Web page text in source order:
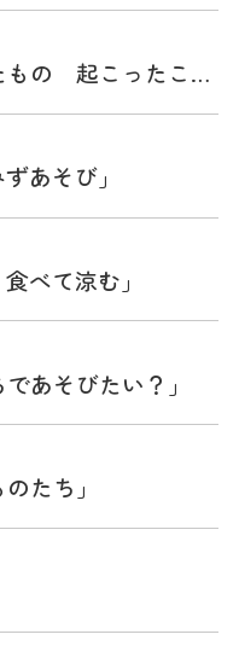
8月一般展示「昭和にあったもの 起こったこと」
あそび」
べて涼む」
あそびたい？」
たち」